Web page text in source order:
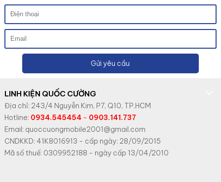
Gửi yêu cầu
LINH KIỆN QUỐC CƯỜNG
Địa chỉ: 243/4 Nguyễn Kim, P7, Q10, TP.HCM
Hotline: 0934.545454- 0903.141.737
Email: quoccuongmobile2001@gmail.com
CNDKKD: 41K8016913 - cấp ngày: 28/09/2015
Mã số thuế: 0309952188 - ngày cấp 13/04/2010